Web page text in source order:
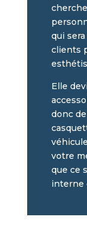
qui
clients
Elle
donc
votre
que ce
interne